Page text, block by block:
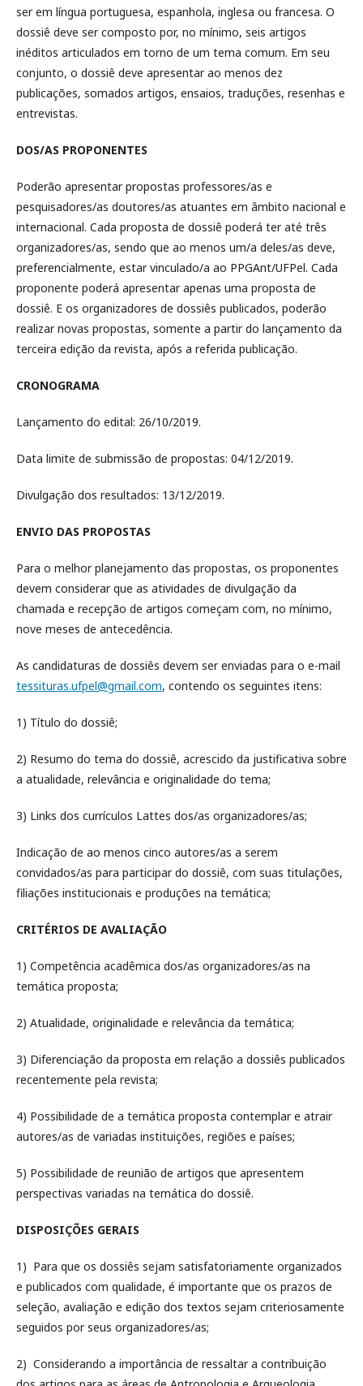
ser em língua portuguesa, espanhola, inglesa ou francesa. O
dossiê deve ser composto por, no mínimo, seis artigos
inéditos articulados em torno de um tema comum. Em seu
conjunto, o dossiê deve apresentar ao menos dez
publicações, somados artigos, ensaios, traduções, resenhas e
entrevistas.
DOS/AS PROPONENTES
Poderão apresentar propostas professores/as e
pesquisadores/as doutores/as atuantes em âmbito nacional e
internacional. Cada proposta de dossiê poderá ter até três
organizadores/as, sendo que ao menos um/a deles/as deve,
preferencialmente, estar vinculado/a ao PPGAnt/UFPel. Cada
proponente poderá apresentar apenas uma proposta de
dossiê. E os organizadores de dossiês publicados, poderão
realizar novas propostas, somente a partir do lançamento da
terceira edição da revista, após a referida publicação.
CRONOGRAMA
Lançamento do edital: 26/10/2019.
Data limite de submissão de propostas: 04/12/2019.
Divulgação dos resultados: 13/12/2019.
ENVIO DAS PROPOSTAS
Para o melhor planejamento das propostas, os proponentes
devem considerar que as atividades de divulgação da
chamada e recepção de artigos começam com, no mínimo,
nove meses de antecedência.
As candidaturas de dossiês devem ser enviadas para o e-mail
tessituras.ufpel@gmail.com, contendo os seguintes itens:
1) Título do dossiê;
2) Resumo do tema do dossiê, acrescido da justificativa sobre
a atualidade, relevância e originalidade do tema;
3) Links dos currículos Lattes dos/as organizadores/as;
Indicação de ao menos cinco autores/as a serem
convidados/as para participar do dossiê, com suas titulações,
filiações institucionais e produções na temática;
CRITÉRIOS DE AVALIAÇÃO
1) Competência acadêmica dos/as organizadores/as na
temática proposta;
2) Atualidade, originalidade e relevância da temática;
3) Diferenciação da proposta em relação a dossiês publicados
recentemente pela revista;
4) Possibilidade de a temática proposta contemplar e atrair
autores/as de variadas instituições, regiões e países;
5) Possibilidade de reunião de artigos que apresentem
perspectivas variadas na temática do dossiê.
DISPOSIÇÕES GERAIS
1) Para que os dossiês sejam satisfatoriamente organizados
e publicados com qualidade, é importante que os prazos de
seleção, avaliação e edição dos textos sejam criteriosamente
seguidos por seus organizadores/as;
2) Considerando a importância de ressaltar a contribuição